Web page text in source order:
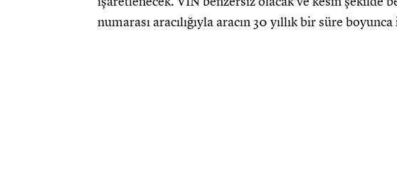
numarası aracılığıyla aracın 30 yıllık bir süre